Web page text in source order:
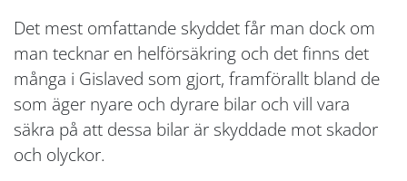
Det mest omfattande skyddet får man dock om
man tecknar en helförsäkring och det finns det
många i Gislaved som gjort, framförallt bland de
som äger nyare och dyrare bilar och vill vara
säkra på att dessa bilar är skyddade mot skador
och olyckor.